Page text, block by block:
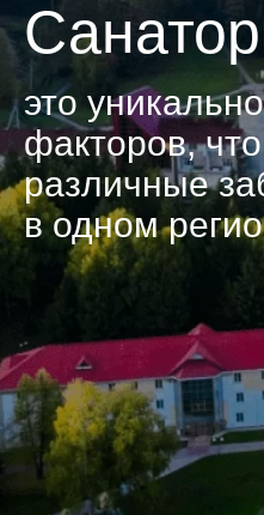
это
факторов,
различные
в одном